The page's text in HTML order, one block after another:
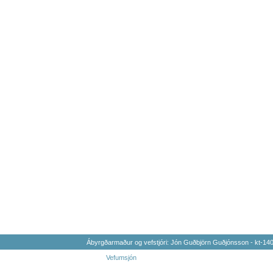
Ábyrgðarmaður og vefstjóri: Jón Guðbjörn Guðjónsson - kt-
Vefumsjón